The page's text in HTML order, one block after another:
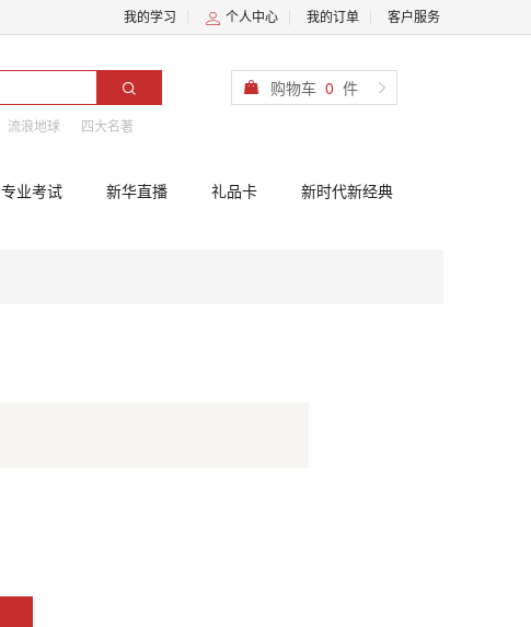
我的学习 个人中心 我的订单 客户服务
流浪地球 四大名著
购物车 0 件
专业考试 新华直播 礼品卡 新时代新经典